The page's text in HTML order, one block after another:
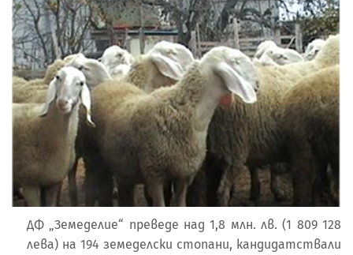
ДФ „Земеделие“ преведе над 1,8 млн. лв. (1 809 128
лева) на 194 земеделски стопани, кандидатствали